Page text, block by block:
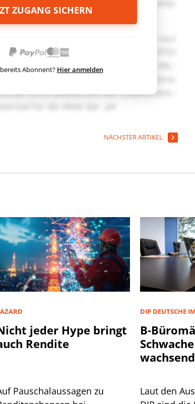
ZUGANG SICHERN
Abonnent? Hier anmelden
NÄCHSTER ARTIKEL
jeder Hype bringt
Rendite
Pauschalaussagen zu
DIP DEUTSCHE
B-
Laut den